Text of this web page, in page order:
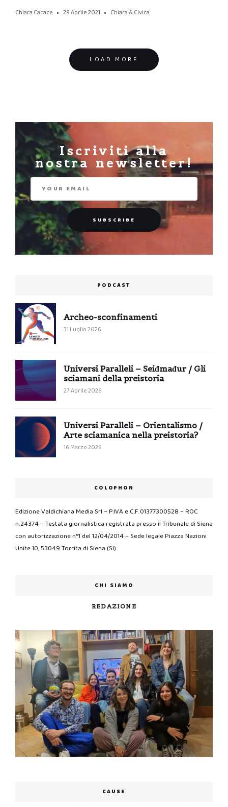
Chiara Cacace 29 Aprile 2021 Chiara & Civica
navigation
LOAD MORE
Iscriviti alla
nostra newsletter!
PODCAST
Archeo-sconfinamenti
31 Luglio 2026
Universi Paralleli – Seiđmađur / Gli
sciamani della preistoria
27 Aprile 2026
Universi Paralleli – Orientalismo /
Arte sciamanica nella preistoria?
16 Marzo 2026
COLOPHON
Edizione Valdichiana Media Srl – P.IVA e C.F. 01377300528 – ROC
n.24374 – Testata giornalistica registrata presso il Tribunale di Siena
con autorizzazione n°1 del 12/04/2014 – Sede legale Piazza Nazioni
Unite 10, 53049 Torrita di Siena (SI)
CHI SIAMO
REDAZIONE
CAUSE